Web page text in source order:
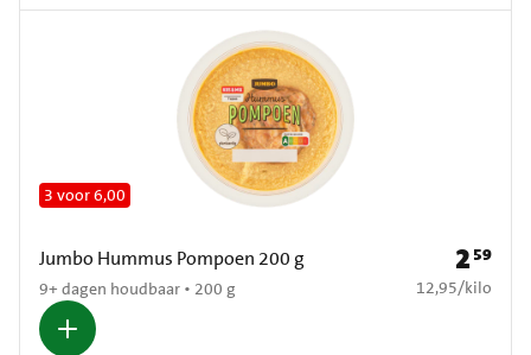
Jumbo Hummus Pompoen 200 g
9+ dagen houdbaar • 200 g
3 voor 6,00
Prijs: €
259
€ 12,95 per kilo
12,95/kilo